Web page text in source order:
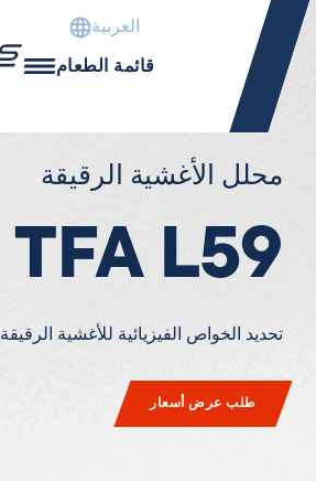
العربية
قائمة الطعام
محلل الأغشية الرقيقة
TFA L59
تحديد الخواص الفيزيائية للأغشية الرقيقة
طلب عرض أسعار